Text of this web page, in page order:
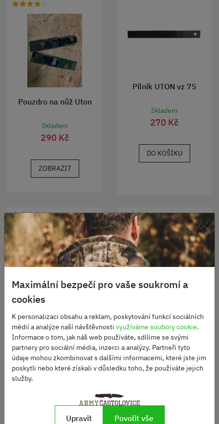
Pouzdro na nůž Uton
Skladem
290 Kč
ZOBRAZIT
Pilník UTON vz 75
Skladem
270 Kč
DO KOŠÍKU
POUZDRO UTON 362-4
BLACK LEATHER včetně
příslušenství
Skladem
1150 Kč
Bodec Uton vz 75
Skladem
340 Kč
×
Maximální bezpečí pro vaše soukromí a
cookies
K personalizaci obsahu a reklam, poskytování funkcí sociálních
médií a analýze naší návštěvnosti využíváme soubory cookie.
Informace o tom, jak náš web používáte, sdílíme se svými
partnery pro sociální média, inzerci a analýzy. Partneři tyto
údaje mohou zkombinovat s dalšími informacemi, které jste jim
poskytli nebo které získali v důsledku toho, že používáte jejich
služby.
Upravit Povolit vše